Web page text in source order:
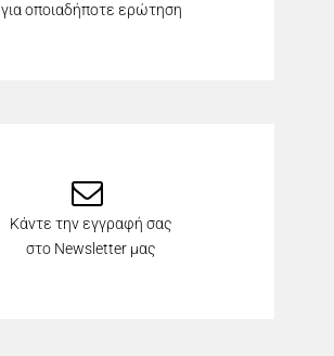
για οποιαδήποτε ερώτηση
Κάντε την εγγραφή σας
στο Newsletter μας